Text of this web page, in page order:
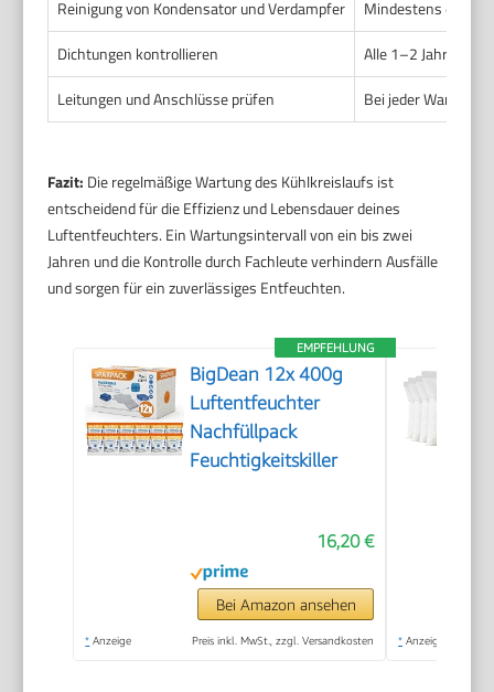
Reinigung von Kondensator und Verdampfer
Mindestens
Dichtungen kontrollieren
Alle 1–2 Jahre
Leitungen und Anschlüsse prüfen
Bei jeder Wartung
Fazit: Die regelmäßige Wartung des Kühlkreislaufs ist
entscheidend für die Effizienz und Lebensdauer deines
Luftentfeuchters. Ein Wartungsintervall von ein bis zwei
Jahren und die Kontrolle durch Fachleute verhindern Ausfälle
und sorgen für ein zuverlässiges Entfeuchten.
EMPFEHLUNG
BigDean 12x 400g
Luftentfeuchter
Nachfüllpack
Feuchtigkeitskiller
16,20 €
Bei Amazon ansehen
* Anzeige Preis inkl. MwSt., zzgl. Versandkosten * Anzeige